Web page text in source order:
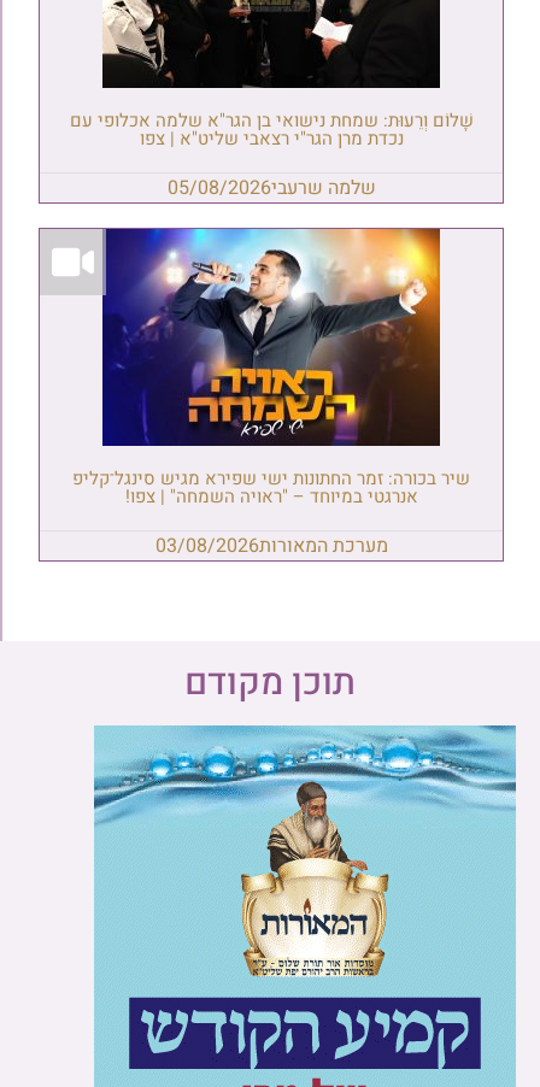
שָׁלוֹם וְרֵעוּת: שמחת נישואי בן הגר"א שלמה אכלופי עם
נכדת מרן הגר"י רצאבי שליט"א | צפו
שלמה שרעבי05/08/2026
שיר בכורה: זמר החתונות ישי שפירא מגיש סינגל־קליפ
אנרגטי במיוחד – "ראויה השמחה" | צפו!
מערכת המאורות03/08/2026
תוכן מקודם